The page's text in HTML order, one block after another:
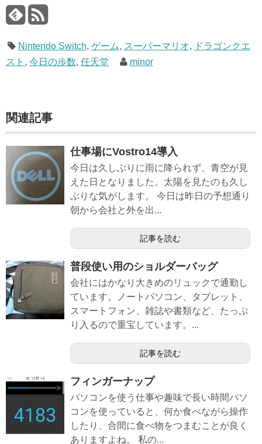
Nintendo Switch, ゲーム, スーパーマリオ, ドラゴンクエ
スト , 今日の歩数, 任天堂 minor
関連記事
仕事場にVostro14導入
今日は久しぶりに雨に降られず、青空が見
えた日となりました。太陽を見たのも久し
ぶりな気がします。 今日は昨日の予想通り
朝から会社と外を出...
記事を読む
普段使い用のショルダーバッグ
会社にはかなり大きめのリュックで通勤し
ています。ノートパソコン、タブレット、
スマートフォン、雑誌や書類など、たっぷ
り入るので重宝しています。...
記事を読む
フィンガーナップ
パソコンを使う仕事や趣味で長い時間パソ
コンを使っていると、何か食べながら操作
したり、合間に食べ物をつまむことが良く
ありますよね。 私の...